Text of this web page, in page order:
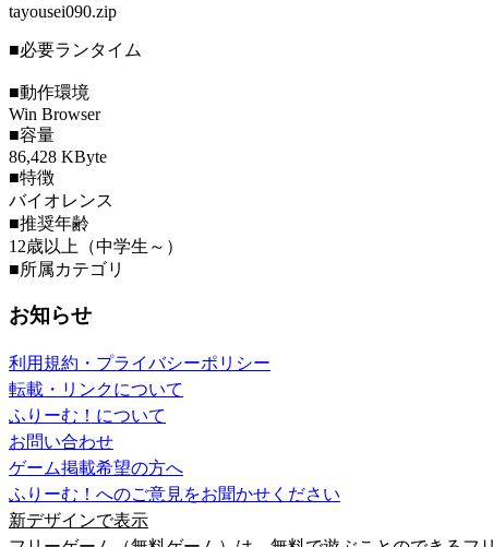
tayousei090.zip
■必要ランタイム
■動作環境
Win Browser
■容量
86,428 KByte
■特徴
バイオレンス
■推奨年齢
12歳以上（中学生～）
■所属カテゴリ
お知らせ
利用規約・プライバシーポリシー
転載・リンクについて
ふりーむ！について
お問い合わせ
ゲーム掲載希望の方へ
ふりーむ！へのご意見をお聞かせください
新デザインで表示